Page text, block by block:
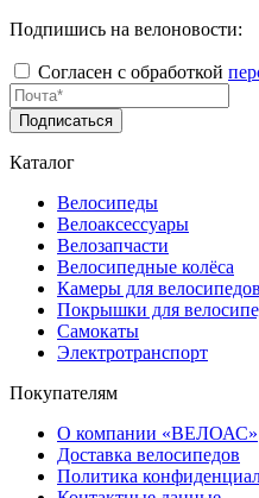
Подпишись на велоновости:
Согласен с обработкой
Подписаться
Каталог
Велосипеды
Велоаксессуары
Велозапчасти
Велосипедные колёса
Камеры для велосипедов
Покрышки для
Самокаты
Электротранспорт
Покупателям
О компании «ВЕЛОАС»
Доставка велосипедов
Политика